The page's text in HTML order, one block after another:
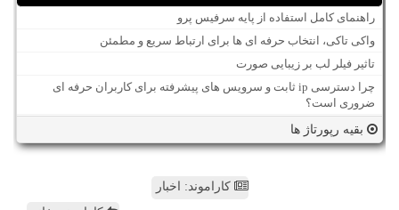
راهنمای کامل استفاده از پایه سرفیس پرو
واکی تاکی، انتخاب حرفه ای ها برای ارتباط سریع و مطمئن
تاثیر فیلر لب بر زیبایی صورت
چرا دسترسی ip ثابت و سرویس های پیشرفته برای کاربران حرفه ای
ضروری است؟
بقیه رپورتاژ ها
کاراموند: اخبار